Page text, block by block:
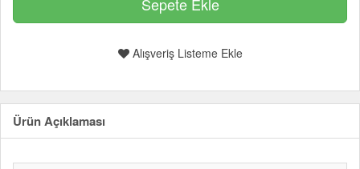
Alışveriş Listeme Ekle
Ürün Açıklaması